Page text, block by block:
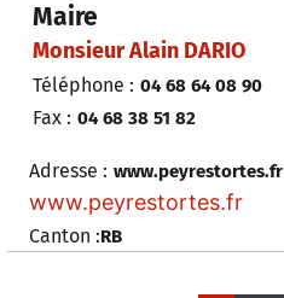
Maire
Monsieur Alain DARIO
Téléphone : 04 68 64 08 90
Fax : 04 68 38 51 82
Adresse : www.peyrestortes.fr
www.peyrestortes.fr
Canton :RB